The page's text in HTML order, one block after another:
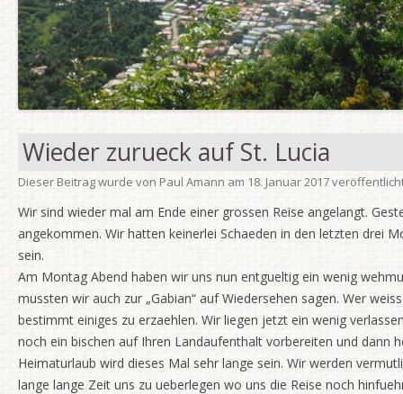
Wieder zurueck auf St. Lucia
Dieser Beitrag wurde von Paul Amann am 18. Januar 2017
Wir sind wieder mal am Ende einer grossen Reise angelangt.
angekommen. Wir hatten keinerlei Schaeden in den letzten drei
sein.
Am Montag Abend haben wir uns nun entgueltig ein wenig
mussten wir auch zur „Gabian“ auf Wiedersehen sagen. Wer
bestimmt einiges zu erzaehlen. Wir liegen jetzt ein wenig
noch ein bischen auf Ihren Landaufenthalt vorbereiten und dann
Heimaturlaub wird dieses Mal sehr lange sein. Wir werden
lange lange Zeit uns zu ueberlegen wo uns die Reise noch